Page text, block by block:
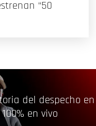
“50
del despecho en
en vivo